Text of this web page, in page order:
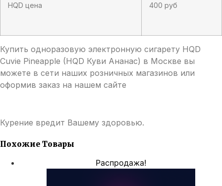
HQD цена 400 руб
Купить одноразовую электронную сигарету HQD
Cuvie Pineapple (HQD Куви Ананас) в Москве вы
можете в сети наших розничных магазинов или
оформив заказ на нашем сайте
Курение вредит Вашему здоровью.
Похожие Товары
Распродажа!